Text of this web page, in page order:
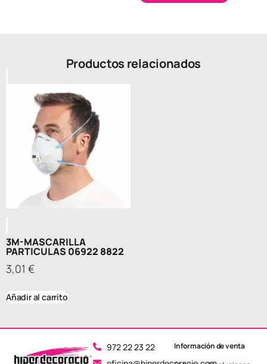
Productos relacionados
3M-MASCARILLA
PARTICULAS 06922 8822
3,01 €
Añadir al carrito
972 22 23 22
Información de venta